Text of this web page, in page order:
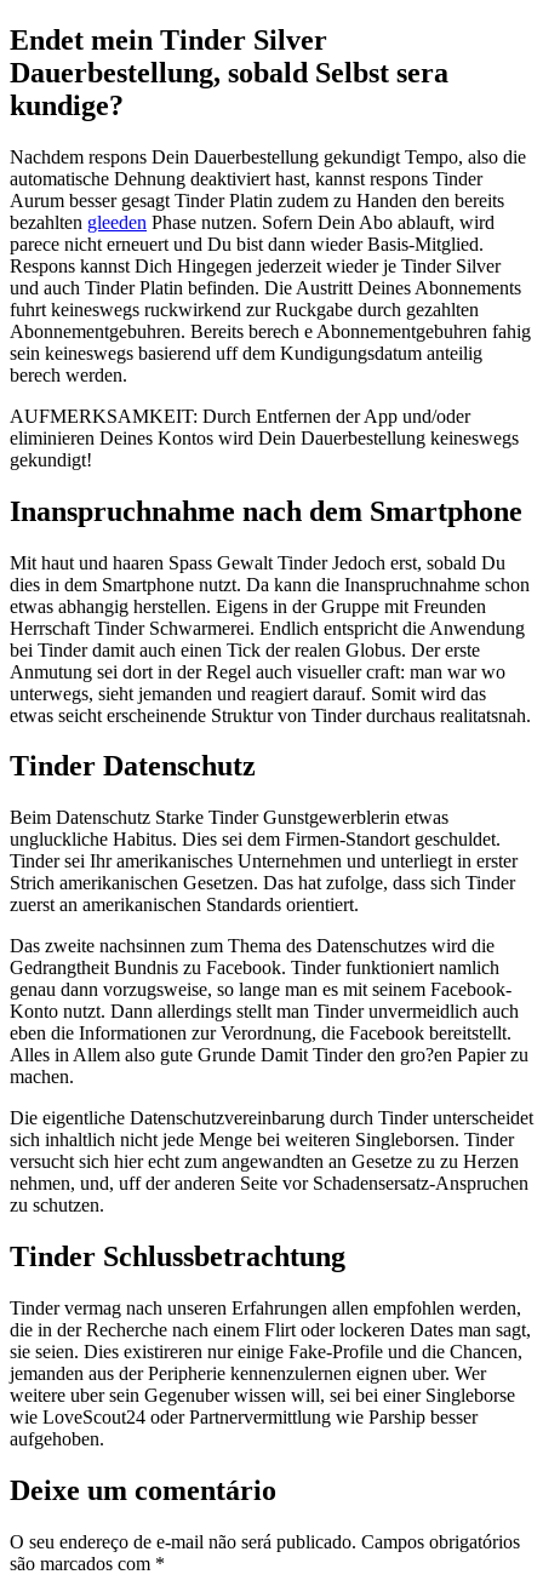
Endet mein Tinder Silver
Dauerbestellung, sobald Selbst sera
kundige?
Nachdem respons Dein Dauerbestellung gekundigt Tempo, also die
automatische Dehnung deaktiviert hast, kannst respons Tinder
Aurum besser gesagt Tinder Platin zudem zu Handen den bereits
bezahlten gleeden Phase nutzen. Sofern Dein Abo ablauft, wird
parece nicht erneuert und Du bist dann wieder Basis-Mitglied.
Respons kannst Dich Hingegen jederzeit wieder je Tinder Silver
und auch Tinder Platin befinden. Die Austritt Deines Abonnements
fuhrt keineswegs ruckwirkend zur Ruckgabe durch gezahlten
Abonnementgebuhren. Bereits berech e Abonnementgebuhren fahig
sein keineswegs basierend uff dem Kundigungsdatum anteilig
berech werden.
AUFMERKSAMKEIT: Durch Entfernen der App und/oder
eliminieren Deines Kontos wird Dein Dauerbestellung keineswegs
gekundigt!
Inanspruchnahme nach dem Smartphone
Mit haut und haaren Spass Gewalt Tinder Jedoch erst, sobald Du
dies in dem Smartphone nutzt. Da kann die Inanspruchnahme schon
etwas abhangig herstellen. Eigens in der Gruppe mit Freunden
Herrschaft Tinder Schwarmerei. Endlich entspricht die Anwendung
bei Tinder damit auch einen Tick der realen Globus. Der erste
Anmutung sei dort in der Regel auch visueller craft: man war wo
unterwegs, sieht jemanden und reagiert darauf. Somit wird das
etwas seicht erscheinende Struktur von Tinder durchaus realitatsnah.
Tinder Datenschutz
Beim Datenschutz Starke Tinder Gunstgewerblerin etwas
ungluckliche Habitus. Dies sei dem Firmen-Standort geschuldet.
Tinder sei Ihr amerikanisches Unternehmen und unterliegt in erster
Strich amerikanischen Gesetzen. Das hat zufolge, dass sich Tinder
zuerst an amerikanischen Standards orientiert.
Das zweite nachsinnen zum Thema des Datenschutzes wird die
Gedrangtheit Bundnis zu Facebook. Tinder funktioniert namlich
genau dann vorzugsweise, so lange man es mit seinem Facebook-
Konto nutzt. Dann allerdings stellt man Tinder unvermeidlich auch
eben die Informationen zur Verordnung, die Facebook bereitstellt.
Alles in Allem also gute Grunde Damit Tinder den gro?en Papier zu
machen.
Die eigentliche Datenschutzvereinbarung durch Tinder unterscheidet
sich inhaltlich nicht jede Menge bei weiteren Singleborsen. Tinder
versucht sich hier echt zum angewandten an Gesetze zu zu Herzen
nehmen, und, uff der anderen Seite vor Schadensersatz-Anspruchen
zu schutzen.
Tinder Schlussbetrachtung
Tinder vermag nach unseren Erfahrungen allen empfohlen werden,
die in der Recherche nach einem Flirt oder lockeren Dates man sagt,
sie seien. Dies existireren nur einige Fake-Profile und die Chancen,
jemanden aus der Peripherie kennenzulernen eignen uber. Wer
weitere uber sein Gegenuber wissen will, sei bei einer Singleborse
wie LoveScout24 oder Partnervermittlung wie Parship besser
aufgehoben.
Deixe um comentário
O seu endereço de e-mail não será publicado. Campos obrigatórios
são marcados com *